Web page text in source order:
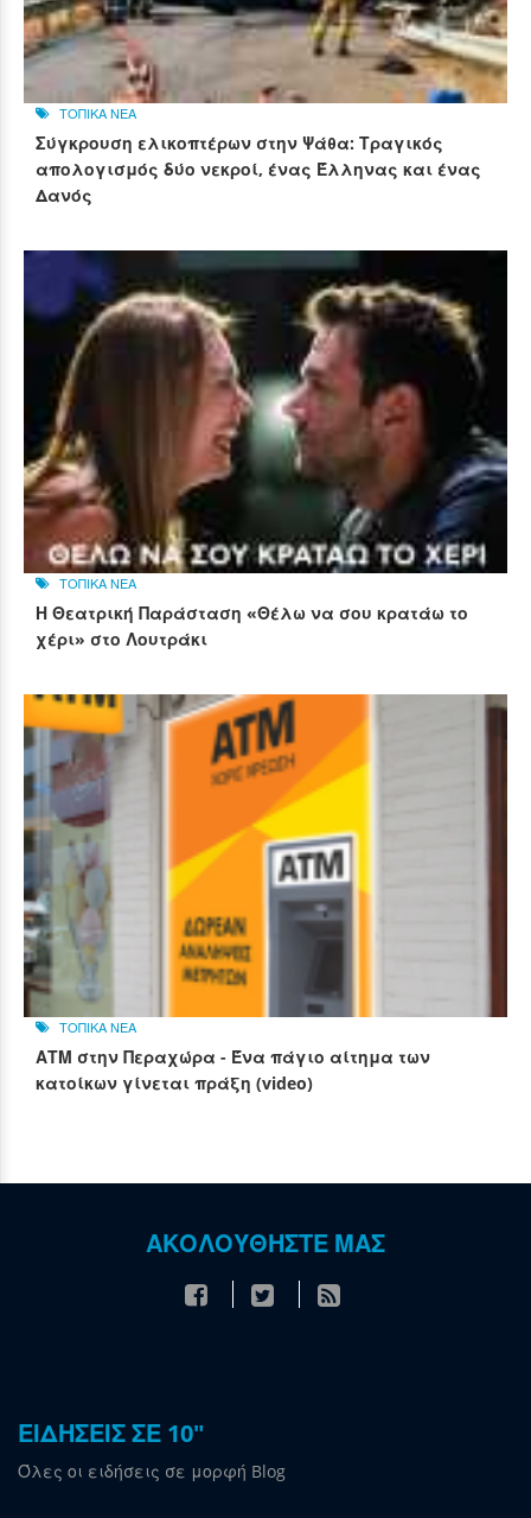
ΤΟΠΙΚΑ ΝΕΑ
Σύγκρουση ελικοπτέρων στην Ψάθα: Τραγικός
απολογισμός δύο νεκροί, ένας Έλληνας και ένας
Δανός
ΤΟΠΙΚΑ ΝΕΑ
Η Θεατρική Παράσταση «Θέλω να σου κρατάω το
χέρι» στο Λουτράκι
ΤΟΠΙΚΑ ΝΕΑ
ΑΤΜ στην Περαχώρα - Ένα πάγιο αίτημα των
κατοίκων γίνεται πράξη (video)
ΑΚΟΛΟΥΘΗΣΤΕ ΜΑΣ
ΕΙΔΗΣΕΙΣ ΣΕ 10"
Όλες οι ειδήσεις σε μορφή Blog